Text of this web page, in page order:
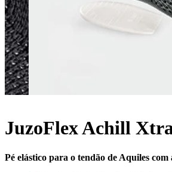
JuzoFlex Achill
Pé elástico para o tendão de Aquiles com